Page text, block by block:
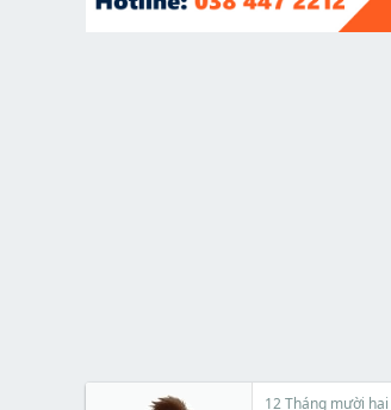
t
12 Tháng mười